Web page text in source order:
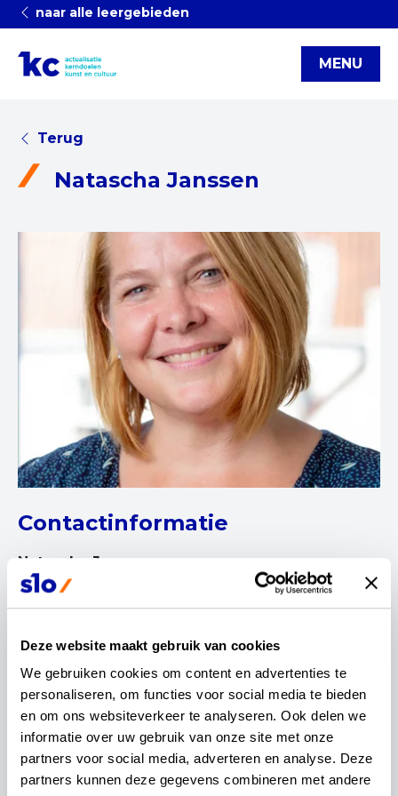
Deze website maakt gebruik van cookies
We gebruiken cookies om content en advertenties te
personaliseren, om functies voor social media te bieden
en om ons websiteverkeer te analyseren. Ook delen we
informatie over uw gebruik van onze site met onze
partners voor social media, adverteren en analyse. Deze
partners kunnen deze gegevens combineren met andere
naar alle leergebieden
MENU
Terug
Natascha Janssen
Contactinformatie
Natascha Janssen
Als beeldend docent op het Murmellius
gymnasium in Alkmaar, heb ik mij de afgelopen
jaren bezig gehouden met het ontwikkelen van
een nieuw kunstcurriculum en het opzetten van
kunst als examenvak. Mijn eerdere ervaring als